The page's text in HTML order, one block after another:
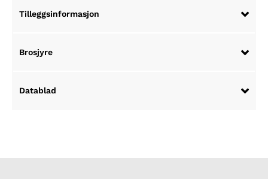
Tilleggsinformasjon
Brosjyre
Datablad